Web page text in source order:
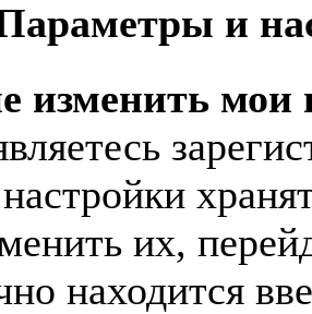
и
изменить мои
их,
находится